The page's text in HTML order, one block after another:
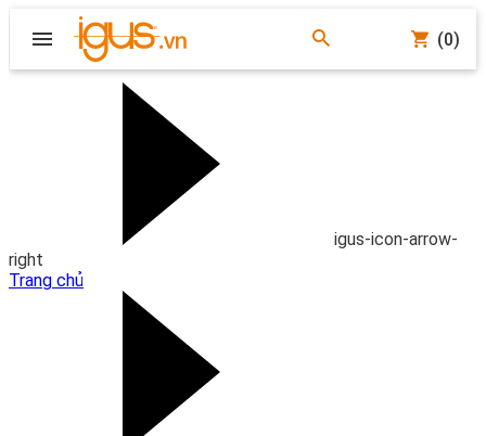
(0)
igus-icon-arrow-
right
Trang chủ